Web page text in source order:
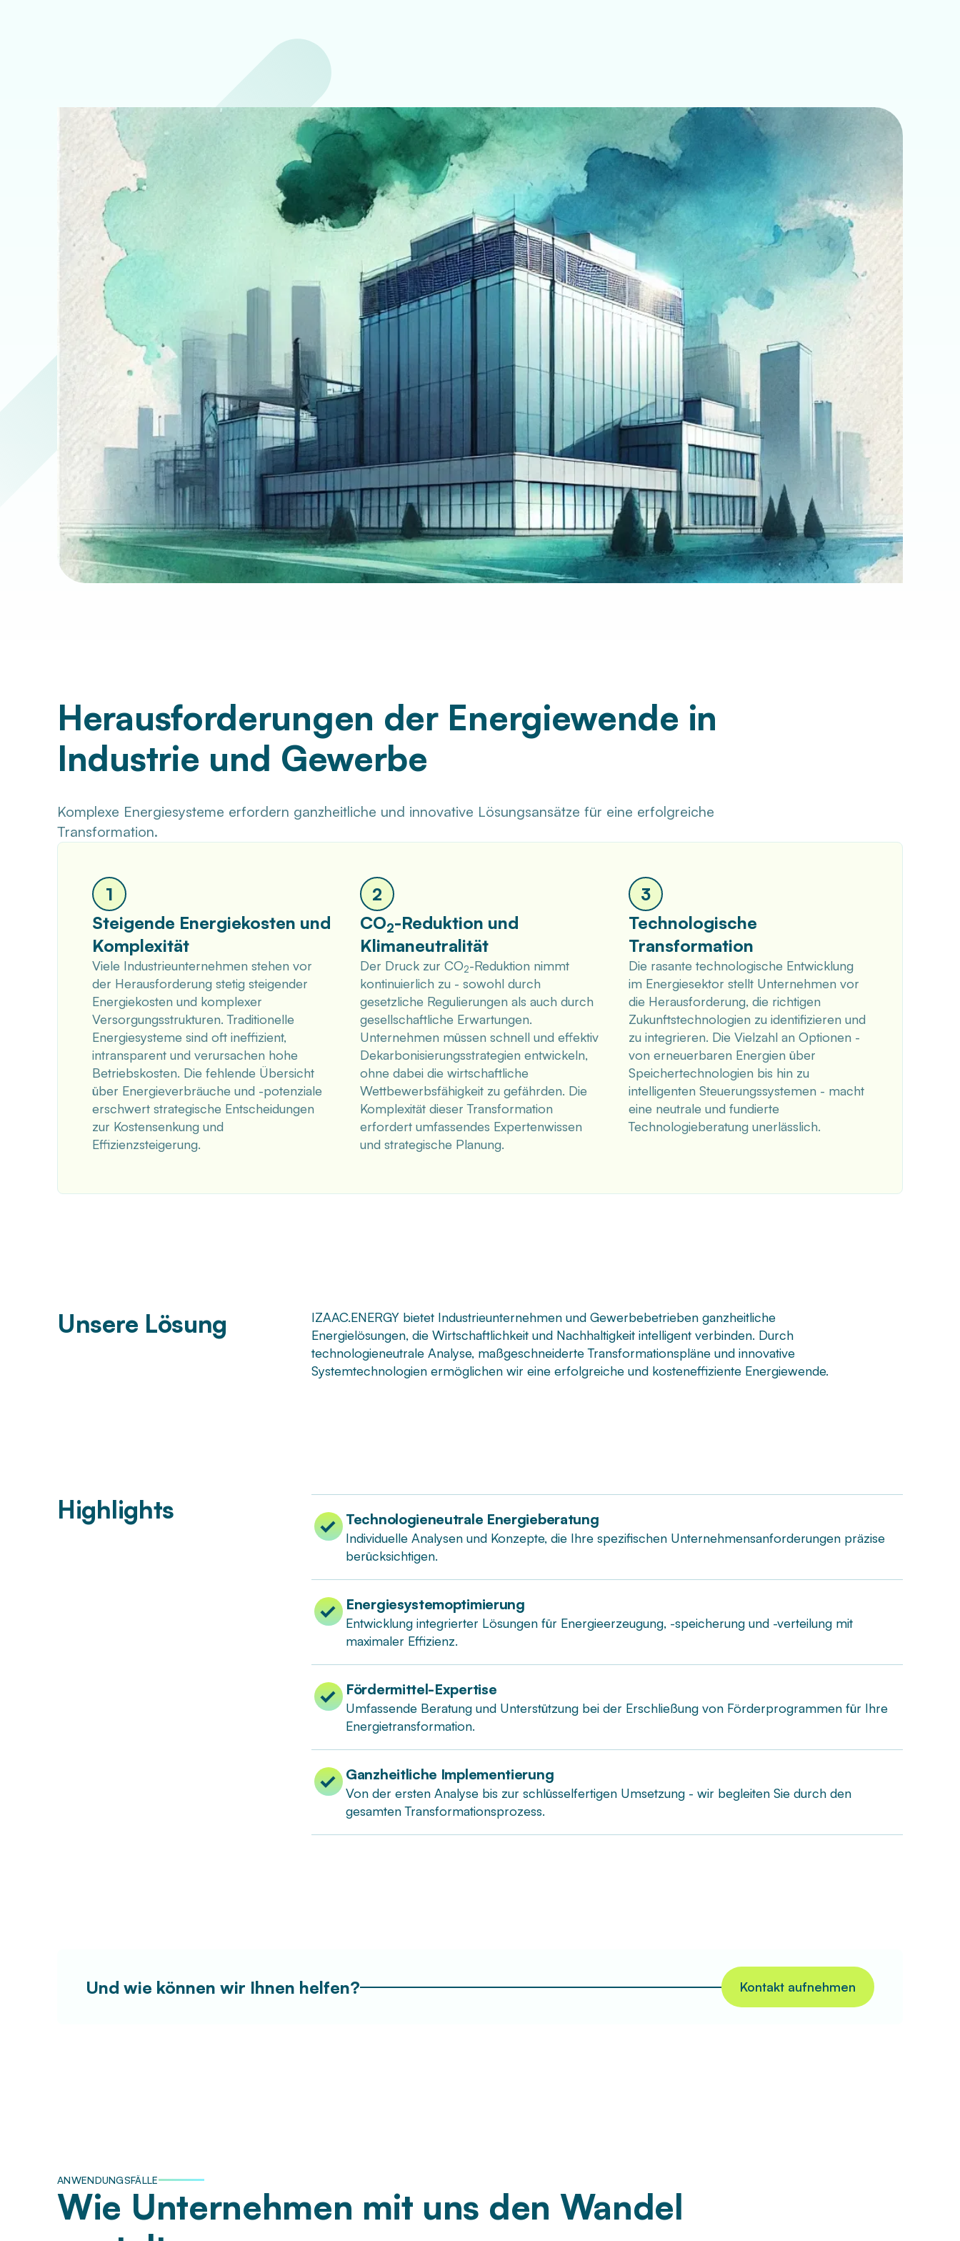
Herausforderungen der Energiewende in
Industrie und Gewerbe
Komplexe Energiesysteme erfordern ganzheitliche und innovative Lösungsansätze für eine erfolgreiche
Transformation.
1
Steigende Energiekosten und
Komplexität
Viele Industrieunternehmen stehen vor
der Herausforderung stetig steigender
Energiekosten und komplexer
Versorgungsstrukturen. Traditionelle
Energiesysteme sind oft ineffizient,
intransparent und verursachen hohe
Betriebskosten. Die fehlende Übersicht
über Energieverbräuche und -potenziale
erschwert strategische Entscheidungen
zur Kostensenkung und
Effizienzsteigerung.
2
CO2-Reduktion und
Klimaneutralität
Der Druck zur CO2-Reduktion nimmt
kontinuierlich zu - sowohl durch
gesetzliche Regulierungen als auch durch
gesellschaftliche Erwartungen.
Unternehmen müssen schnell und effektiv
Dekarbonisierungsstrategien entwickeln,
ohne dabei die wirtschaftliche
Wettbewerbsfähigkeit zu gefährden. Die
Komplexität dieser Transformation
erfordert umfassendes Expertenwissen
und strategische Planung.
3
Technologische
Transformation
Die rasante technologische Entwicklung
im Energiesektor stellt Unternehmen vor
die Herausforderung, die richtigen
Zukunftstechnologien zu identifizieren und
zu integrieren. Die Vielzahl an Optionen -
von erneuerbaren Energien über
Speichertechnologien bis hin zu
intelligenten Steuerungssystemen - macht
eine neutrale und fundierte
Technologieberatung unerlässlich.
Unsere Lösung
IZAAC.ENERGY bietet Industrieunternehmen und Gewerbebetrieben ganzheitliche
Energielösungen, die Wirtschaftlichkeit und Nachhaltigkeit intelligent verbinden. Durch
technologieneutrale Analyse, maßgeschneiderte Transformationspläne und innovative
Systemtechnologien ermöglichen wir eine erfolgreiche und kosteneffiziente Energiewende.
Highlights Technologieneutrale Energieberatung
Individuelle Analysen und Konzepte, die Ihre spezifischen Unternehmensanforderungen präzise
berücksichtigen.
Energiesystemoptimierung
Entwicklung integrierter Lösungen für Energieerzeugung, -speicherung und -verteilung mit
maximaler Effizienz.
Fördermittel-Expertise
Umfassende Beratung und Unterstützung bei der Erschließung von Förderprogrammen für Ihre
Energietransformation.
Ganzheitliche Implementierung
Von der ersten Analyse bis zur schlüsselfertigen Umsetzung - wir begleiten Sie durch den
gesamten Transformationsprozess.
Und wie können wir Ihnen helfen? Kontakt aufnehmen
ANWENDUNGSFÄLLE
Wie Unternehmen mit uns den Wandel